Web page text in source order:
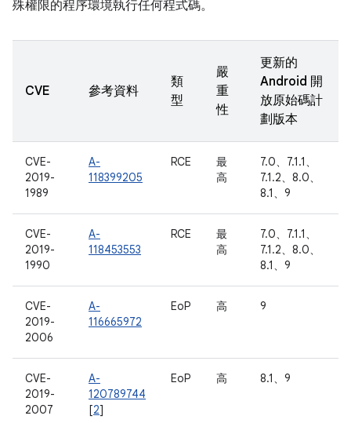
殊權限的程序環境執行任何程式碼。
CVE 參考資料
類
型
嚴
重
性
更新的
Android 開
放原始碼計
劃版本
CVE-
2019-
1989
A-
118399205
RCE
最
高
7.0、7.1.1、
7.1.2、8.0、
8.1、9
CVE-
2019-
1990
A-
118453553
RCE
最
高
7.0、7.1.1、
7.1.2、8.0、
8.1、9
CVE-
2019-
2006
A-
116665972
EoP 高 9
CVE-
2019-
2007
A-
120789744
[2]
EoP 高 8.1、9